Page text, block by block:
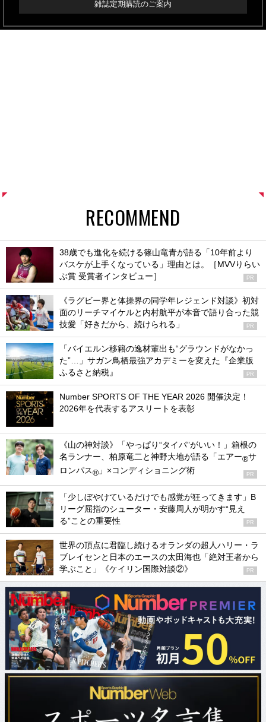
雑誌定期購読のご案内
RECOMMEND
38歳でも進化を続ける篠山竜青が語る「10年前より
バスケが上手くなっている」理由とは。［MVVりらい
ぶ賞 受賞者インタビュー］
PR
《ラグビー界と体操界の同学年レジェンド対談》初対
面のリーチマイケルと内村航平が本音で語り合った競
技愛「好きだから、続けられる」
PR
「バイエルン移籍の逸材輩出も“グラウンドがなかっ
た”…」サガン鳥栖最強アカデミーを変えた『企業版
ふるさと納税』
PR
Number SPORTS OF THE YEAR 2026 開催決定！
2026年を代表するアスリートを表彰
《山の神対談》「やっぱり“タイパ”がいい！」箱根の
名ランナー、柏原竜二と神野大地が語る「エアー®サ
ロンパス® 」×コンディショニング術 PR
「少しぼやけているだけでも感覚が狂ってきます」B
リーグ屈指のシューター・安藤周人が明かす“見え
る”ことの重要性
PR
世界の頂点に君臨し続けるオランダの超人ハリー・ラ
ブレイセンと日本のエースの太田海也「絶対王者から
学ぶこと」《ケイリン国際対談②》
PR